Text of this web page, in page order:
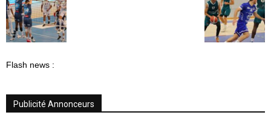
Flash news :
Publicité Annonceurs